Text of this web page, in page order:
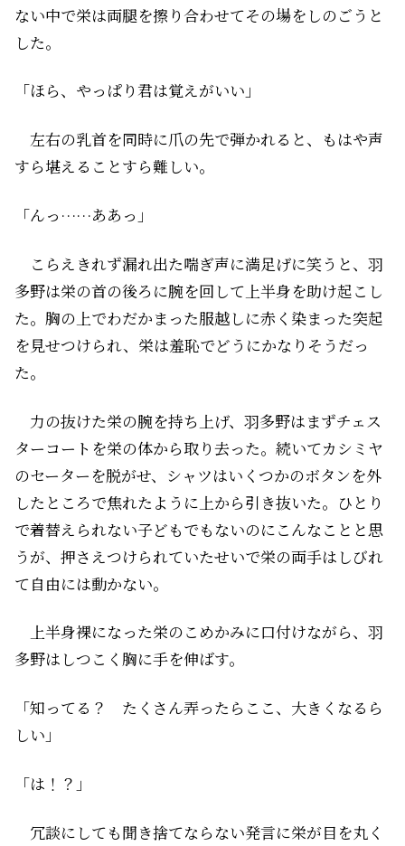
ない中で栄は両腿を擦り合わせてその場をしのごうと
した。
「ほら、やっぱり君は覚えがいい」
左右の乳首を同時に爪の先で弾かれると、もはや声
すら堪えることすら難しい。
「んっ……ああっ」
こらえきれず漏れ出た喘ぎ声に満足げに笑うと、羽
多野は栄の首の後ろに腕を回して上半身を助け起こし
た。胸の上でわだかまった服越しに赤く染まった突起
を見せつけられ、栄は羞恥でどうにかなりそうだっ
た。
力の抜けた栄の腕を持ち上げ、羽多野はまずチェス
ターコートを栄の体から取り去った。続いてカシミヤ
のセーターを脱がせ、シャツはいくつかのボタンを外
したところで焦れたように上から引き抜いた。ひとり
で着替えられない子どもでもないのにこんなことと思
うが、押さえつけられていたせいで栄の両手はしびれ
て自由には動かない。
上半身裸になった栄のこめかみに口付けながら、羽
多野はしつこく胸に手を伸ばす。
「知ってる？ たくさん弄ったらここ、大きくなるら
しい」
「は！？」
冗談にしても聞き捨てならない発言に栄が目を丸く